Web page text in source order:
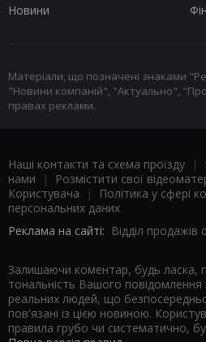
Новини
Матеріали, що позначені знаками
"Новини компаній", "Актуально",
правах реклами.
Наші контакти та схема проїзду |
нами | Розмістити свої
Користувача |
Політика у сфері
персональних даних
Реклама на сайті: Відділ
Залишаючи коментар, будь ласка,
тональність Вашого
реальних людей, що
пов'язані із цією новиною.
правила грубо чи систематично,